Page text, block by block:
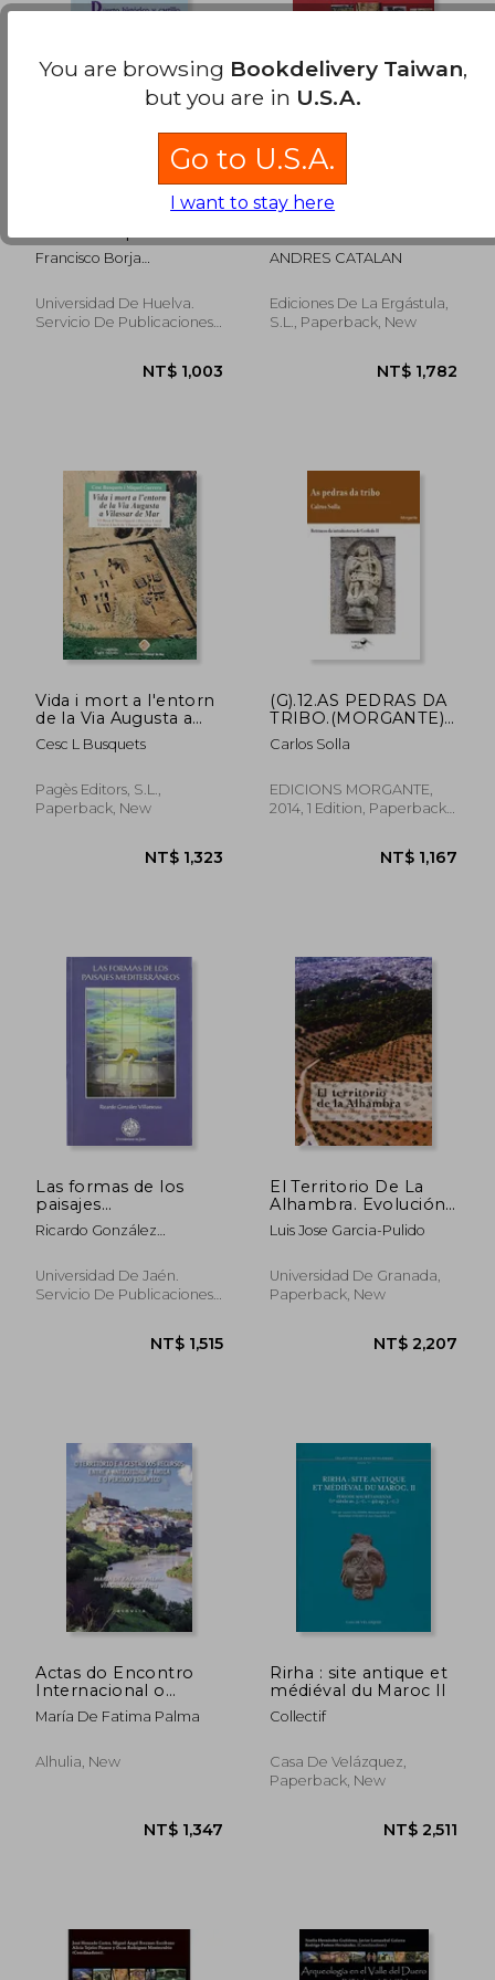
NT$ 1,266
NT$ 3,497
puerto histórico y
frontera (huelva) :
asentamiento
natural (in Spanish)
Francisco Borja
Carrasco,florentino Pozo
Blázquez
Universidad De Huelva.
Servicio De Publicaciones,
NT$ 1,003
Arqueología Duero
ANDRES CATALAN
Ediciones De La Ergástula,
S.L., Paperback, New
NT$
Vida i mort a l'entorn
de la Via Augusta a
Vilassar de Mar
(Impremta)
Cesc L Busquets
Pagès Editors, S.L.,
Paperback, New
NT$ 1,323
(G).12.AS PEDRAS DA
TRIBO.(MORGANTE)
(in Galician)
Carlos Solla
EDICIONS MORGANTE,
2014, 1 Edition, Paperback,
Las formas de los
paisajes
mediterráneos:
Ensayo sobre las
epistemología
parcelarias: estudios
Martínez de Mazas.
Ricardo González
Universidad De Jaén.
Servicio De Publicaciones.,
El Territorio De La
Alhambra. Evolución
De Un Paisaje Cultural
Remarcable
Luis Jose Garcia-Pulido
Universidad De Granada,
Paperback, New
Actas do Encontro
Internacional o
Território e a Gestao
dos
María De Fatima Palma
Alhulia, New
Rirha : site antique et
médiéval du Maroc II
Collectif
Casa De Velázquez,
Paperback, New
You are browsing Bookdelivery Taiwan,
but you are in U.S.A.
Go to U.S.A.
I want to stay here